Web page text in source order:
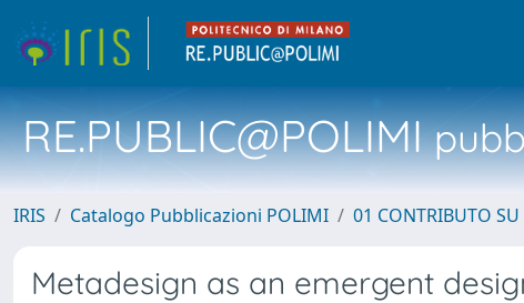
RE.PUBLIC@POLIMI
IRIS Catalogo Pubblicazioni POLIMI 01 CONTRIBUTO SU
Metadesign as an emergent